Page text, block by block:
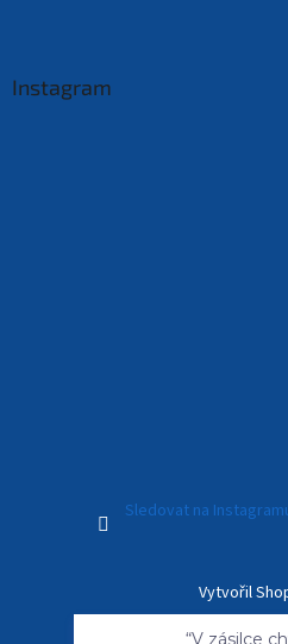
Instagram
Sledovat na
Vytvořil
“V zásilce